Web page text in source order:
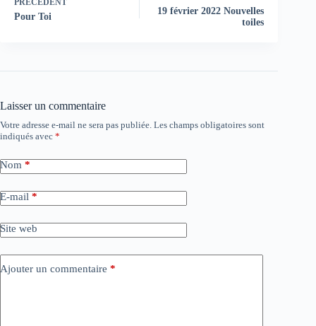
PRÉCÉDENT
Pour Toi
19 février 2022 Nouvelles
toiles
Laisser un commentaire
Votre adresse e-mail ne sera pas publiée. Les champs obligatoires sont
indiqués avec *
Nom *
E-mail *
Site web
Ajouter un commentaire *